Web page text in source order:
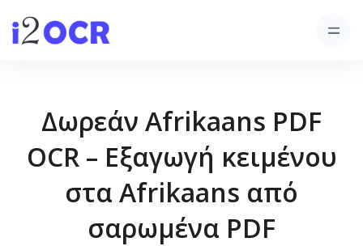
Δωρεάν Afrikaans PDF
OCR – Εξαγωγή κειμένου
στα Afrikaans από
σαρωμένα PDF